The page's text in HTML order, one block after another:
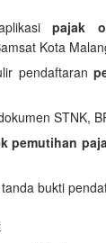
pajak
Kota
pendaftaran
STNK,
pemutihan
bukti